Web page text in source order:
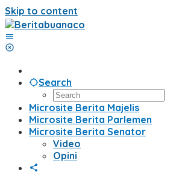
Skip to content
Search
Microsite Berita Majelis
Microsite Berita Parlemen
Microsite Berita Senator
Video
Opini